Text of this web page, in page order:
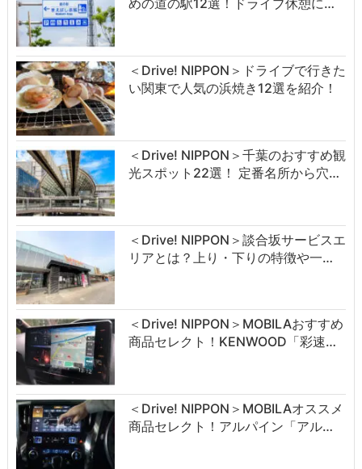
めの道の駅12選！ドライブ休憩に…
＜Drive! NIPPON＞ドライブで行きた
い関東で人気の浜焼き12選を紹介！
＜Drive! NIPPON＞千葉のおすすめ観
光スポット22選！ 定番名所から穴…
＜Drive! NIPPON＞談合坂サービスエ
リアとは？上り・下りの特徴や一…
＜Drive! NIPPON＞MOBILAおすすめ
商品セレクト！KENWOOD「彩速…
＜Drive! NIPPON＞MOBILAオススメ
商品セレクト！アルパイン「アル…